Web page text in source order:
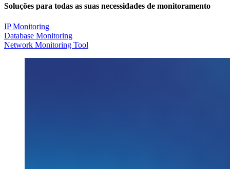
Soluções para todas as suas necessidades de monitoramento
IP Monitoring
Database Monitoring
Network Monitoring Tool